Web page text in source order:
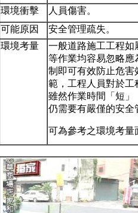
環境衝擊
人員傷害。
可能原因
安全管理疏失。
環境考量
一般道路施工工程如
等作業均容易忽略應
制即可有效防止危害
範，工程人員對於工
雖然作業時間「短」
仍需要有嚴僅的安全
可為參考之環境考量